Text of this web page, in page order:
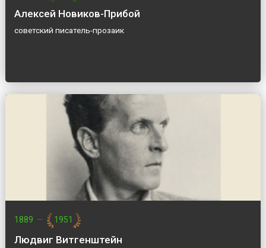
Алексей Новиков-Прибой
советский писатель-прозаик
1889 — 1951
Людвиг Витгенштейн